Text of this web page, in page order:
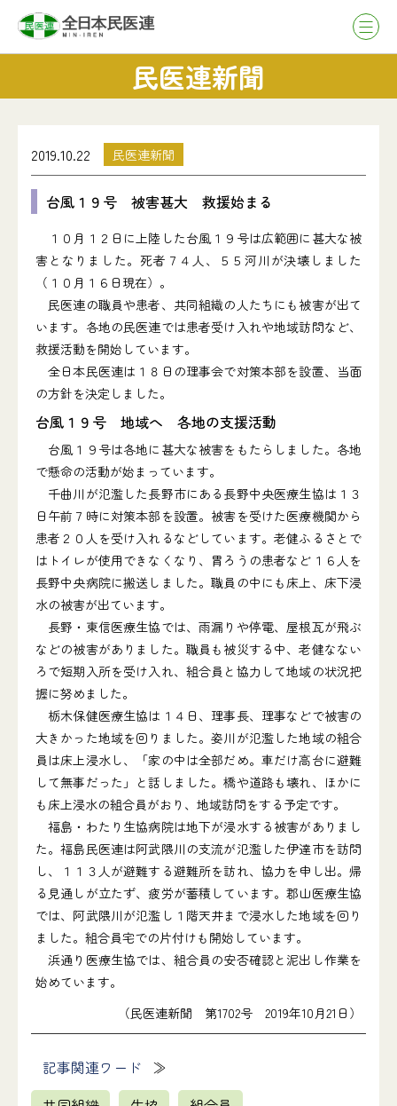
民医連新聞
2019.10.22 民医連新聞
台風１９号 被害甚大 救援始まる
１０月１２日に上陸した台風１９号は広範囲に甚大な被
害となりました。死者７４人、５５河川が決壊しました
（１０月１６日現在）。
民医連の職員や患者、共同組織の人たちにも被害が出て
います。各地の民医連では患者受け入れや地域訪問など、
救援活動を開始しています。
全日本民医連は１８日の理事会で対策本部を設置、当面
の方針を決定しました。
台風１９号 地域へ 各地の支援活動
台風１９号は各地に甚大な被害をもたらしました。各地
で懸命の活動が始まっています。
千曲川が氾濫した長野市にある長野中央医療生協は１３
日午前７時に対策本部を設置。被害を受けた医療機関から
患者２０人を受け入れるなどしています。老健ふるさとで
はトイレが使用できなくなり、胃ろうの患者など１６人を
長野中央病院に搬送しました。職員の中にも床上、床下浸
水の被害が出ています。
長野・東信医療生協では、雨漏りや停電、屋根瓦が飛ぶ
などの被害がありました。職員も被災する中、老健なない
ろで短期入所を受け入れ、組合員と協力して地域の状況把
握に努めました。
栃木保健医療生協は１４日、理事長、理事などで被害の
大きかった地域を回りました。姿川が氾濫した地域の組合
員は床上浸水し、「家の中は全部だめ。車だけ高台に避難
して無事だった」と話しました。橋や道路も壊れ、ほかに
も床上浸水の組合員がおり、地域訪問をする予定です。
福島・わたり生協病院は地下が浸水する被害がありまし
た。福島民医連は阿武隈川の支流が氾濫した伊達市を訪問
し、１１３人が避難する避難所を訪れ、協力を申し出。帰
る見通しが立たず、疲労が蓄積しています。郡山医療生協
では、阿武隈川が氾濫し１階天井まで浸水した地域を回り
ました。組合員宅での片付けも開始しています。
浜通り医療生協では、組合員の安否確認と泥出し作業を
始めています。
（民医連新聞 第1702号 2019年10月21日）
記事関連ワード